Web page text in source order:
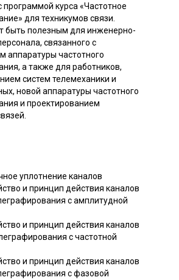
программой курса «Частотное
для техникумов связи.
быть полезным для инженерно-
связанного с
аппаратуры частотного
а также для работников,
систем телемеханики и
новой аппаратуры частотного
и проектированием
уплотнение каналов
и принцип действия каналов
с амплитудной
и принцип действия каналов
с частотной
и принцип действия каналов
с фазовой